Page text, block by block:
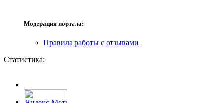
Модерация портала:
Правила работы с отзывами
Статистика: